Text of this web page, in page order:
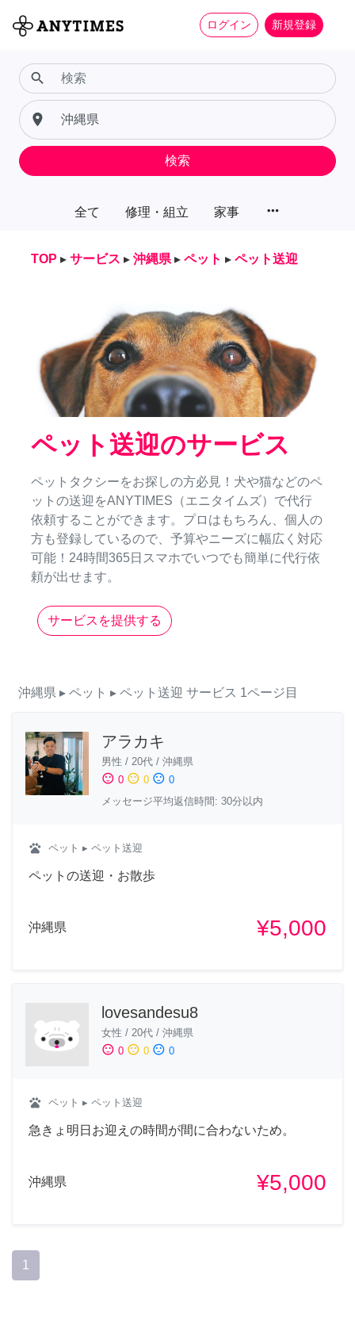
ログイン 新規登録
全て 修理・組立 家事 more_horiz
search
place
検索
TOP ▸ サービス ▸ 沖縄県 ▸ ペット ▸ ペット送迎
ペット送迎のサービス
ペットタクシーをお探しの方必見！犬や猫などのペ
ットの送迎をANYTIMES（エニタイムズ）で代行
依頼することができます。プロはもちろん、個人の
方も登録しているので、予算やニーズに幅広く対応
可能！24時間365日スマホでいつでも簡単に代行依
頼が出せます。
サービスを提供する
沖縄県 ▸ ペット ▸ ペット送迎 サービス 1ページ目
アラカキ
男性 / 20代 / 沖縄県
sentiment_satisfied 0 sentiment_neutral 0 sentiment_dissatisfied 0
メッセージ平均返信時間: 30分以内
pets ペット ▸ ペット送迎
ペットの送迎・お散歩
沖縄県 ¥5,000
lovesandesu8
女性 / 20代 / 沖縄県
sentiment_satisfied 0 sentiment_neutral 0 sentiment_dissatisfied 0
pets ペット ▸ ペット送迎
急きょ明日お迎えの時間が間に合わないため。
沖縄県 ¥5,000
1